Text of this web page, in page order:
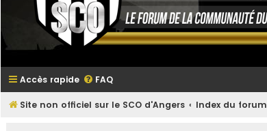
Accès rapide FAQ
Site non officiel sur le SCO d'Angers Index du forum